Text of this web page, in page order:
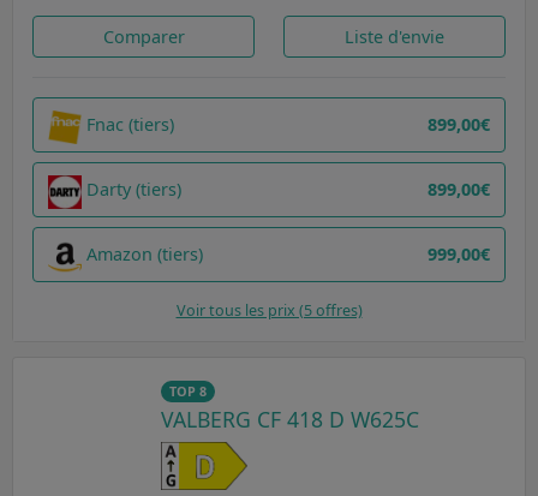
Comparer Liste d'envie
Fnac (tiers) 899,00€
Darty (tiers) 899,00€
Amazon (tiers) 999,00€
Voir tous les prix (5 offres)
TOP 8
VALBERG CF 418 D W625C